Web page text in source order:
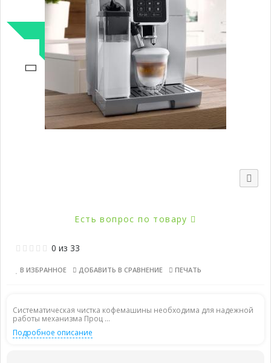
Популярно
Новинка
Есть вопрос по товару
0 из 33
В ИЗБРАННОЕ ДОБАВИТЬ В СРАВНЕНИЕ ПЕЧАТЬ
Систематическая чистка кофемашины необходима для надежной
работы механизма Проц ...
Подробное описание